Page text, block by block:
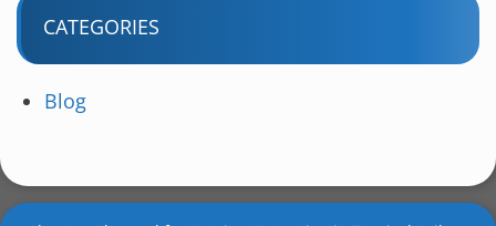
CATEGORIES
Blog